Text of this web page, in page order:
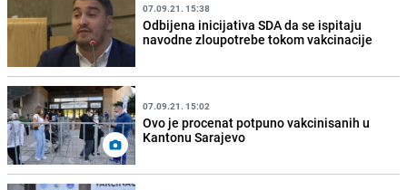
07.09.21. 15:38
Odbijena inicijativa SDA da se ispitaju
navodne zloupotrebe tokom vakcinacije
07.09.21. 15:02
Ovo je procenat potpuno vakcinisanih u
Kantonu Sarajevo